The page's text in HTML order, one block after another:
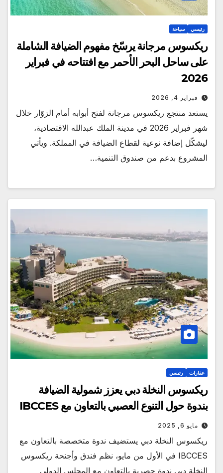
رئيسي سياحة
ريكسوس مرجانة يرسّخ مفهوم الضيافة الشاملة
على ساحل البحر الأحمر مع افتتاحه في فبراير
2026
فبراير 4, 2026
يستعد منتجع ريكسوس مرجانة لفتح أبوابه أمام الزوّار خلال
شهر فبراير 2026 في مدينة الملك عبدالله الاقتصادية،
ليشكّل إضافة نوعية لقطاع الضيافة في المملكة. ويأتي
المشروع بدعم من صندوق التنمية…
عقارات رئيسي
ريكسوس النخلة دبي يعزز شمولية الضيافة
بندوة حول التنوع العصبي بالتعاون مع IBCCES
مايو 6, 2025
ريكسوس النخلة دبي يستضيف ندوة متخصصة بالتعاون مع
IBCCES في الأول من مايو، نظم فندق وأجنحة ريكسوس
النخلة دبي ندوة حصرية بالتعاون مع المجلس الدولي